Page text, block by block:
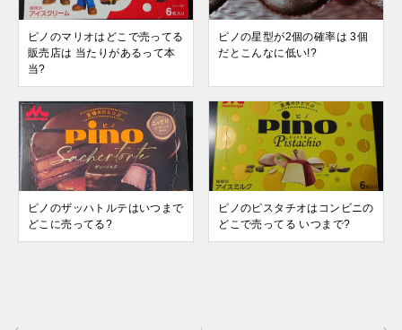
ピノのマリオはどこで売ってる
販売店は 当たりがあるって本
当?
ピノの星型が2個の確率は 3個
だとこんなに低い!?
ピノのザッハトルテはいつまで
どこに売ってる?
ピノのピスタチオはコンビニの
どこで売ってる いつまで?